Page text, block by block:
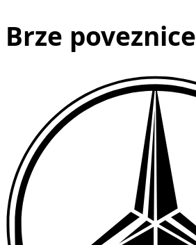
Brze poveznice